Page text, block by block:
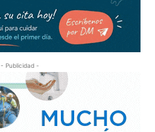
- Publicidad -